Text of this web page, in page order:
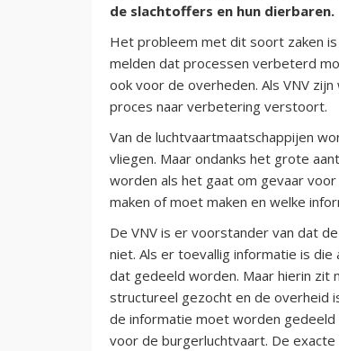
de slachtoffers en hun dierbaren.
Het probleem met dit soort zaken
melden dat processen verbeterd
ook voor de overheden. Als VNV
proces naar verbetering verstoort.
Van de luchtvaartmaatschappijen
vliegen. Maar ondanks het grote
worden als het gaat om gevaar
maken of moet maken en welke
De VNV is er voorstander van dat
niet. Als er toevallig informatie is
dat gedeeld worden. Maar hierin zit
structureel gezocht en de overheid
de informatie moet worden
voor de burgerluchtvaart. De